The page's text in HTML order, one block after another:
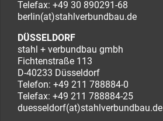
Telefax: +49 30 890291-68
berlin(at)stahlverbundbau.de
DÜSSELDORF
stahl + verbundbau gmbh
Fichtenstraße 113
D-40233 Düsseldorf
Telefon: +49 211 788884-0
Telefax: +49 211 788884-25
duesseldorf(at)stahlverbundbau.de